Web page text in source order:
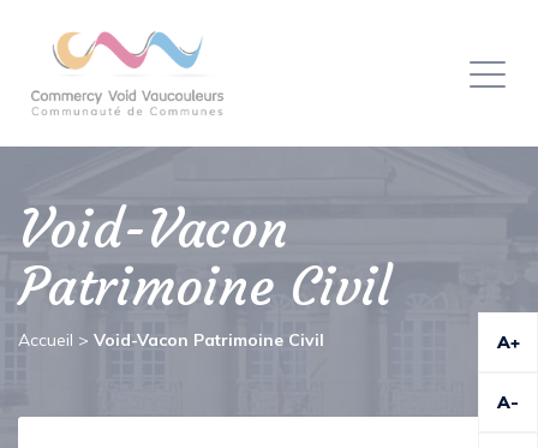
Void-Vacon
Patrimoine Civil
Accueil > Void-Vacon Patrimoine Civil A+
A-